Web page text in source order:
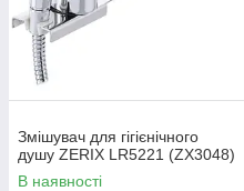
Змішувач для гігієнічного
душу ZERIX LR5221 (ZX3048)
В наявності